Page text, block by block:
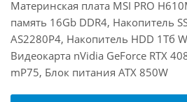
Материнская плата MSI PRO
память 16Gb DDR4, Накопитель
AS2280P4, Накопитель HDD 1Тб
Видеокарта nVidia GeForce RTX
mP75, Блок питания ATX 850W